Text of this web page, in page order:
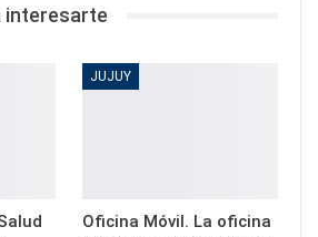
interesarte
JUJUY
Oficina Móvil. La oficina